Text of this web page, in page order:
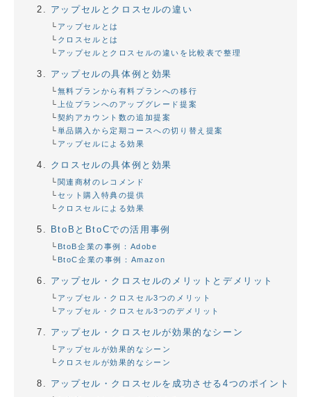
アップセルとクロスセルの違い
アップセルとは
クロスセルとは
アップセルとクロスセルの違いを比較表で整理
アップセルの具体例と効果
無料プランから有料プランへの移行
上位プランへのアップグレード提案
契約アカウント数の追加提案
単品購入から定期コースへの切り替え提案
アップセルによる効果
クロスセルの具体例と効果
関連商材のレコメンド
セット購入特典の提供
クロスセルによる効果
BtoBとBtoCでの活用事例
BtoB企業の事例：Adobe
BtoC企業の事例：Amazon
アップセル・クロスセルのメリットとデメリット
アップセル・クロスセル3つのメリット
アップセル・クロスセル3つのデメリット
アップセル・クロスセルが効果的なシーン
アップセルが効果的なシーン
クロスセルが効果的なシーン
アップセル・クロスセルを成功させる4つのポイント